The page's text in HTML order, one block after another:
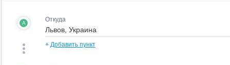
A Откуда
+ Добавить пункт